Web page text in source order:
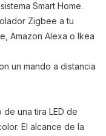
Smart Home.
Zigbee a tu
Amazon Alexa o Ikea
un mando a distancia
de una tira LED de
El alcance de la